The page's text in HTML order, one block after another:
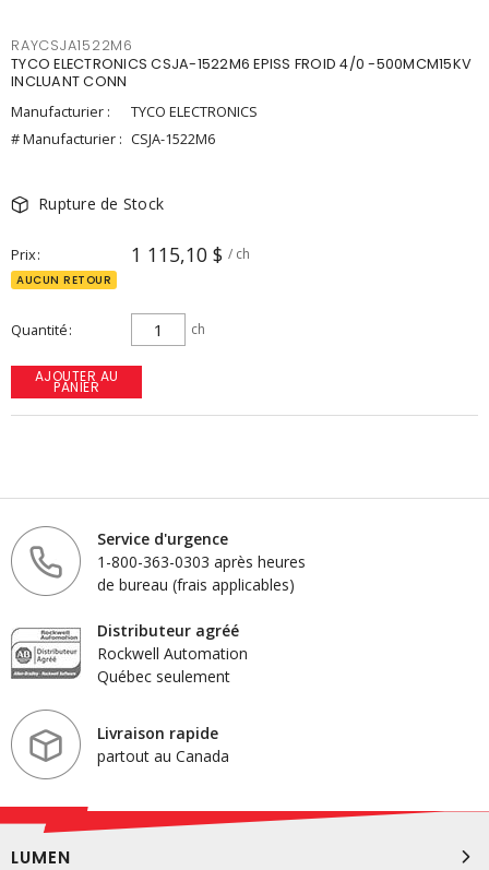
RAYCSJA1522M6
TYCO ELECTRONICS CSJA-1522M6 EPISS FROID 4/0 -500MCM15KV
INCLUANT CONN
Manufacturier :
TYCO ELECTRONICS
# Manufacturier : CSJA-1522M6
Rupture de Stock
Prix 1 115,10 $ / ch
AUCUN RETOUR
Quantité ch
AJOUTER AU
PANIER
Service d'urgence
1-800-363-0303 après heures
de bureau (frais applicables)
Distributeur agréé
Rockwell Automation
Québec seulement
Livraison rapide
partout au Canada
LUMEN